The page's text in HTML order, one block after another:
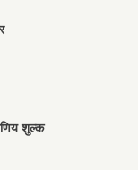
शुल्क